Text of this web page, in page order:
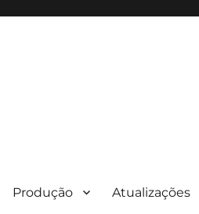
Produção Atualizações